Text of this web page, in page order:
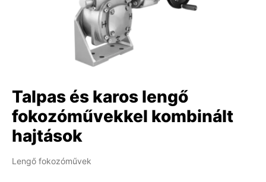
Talpas és karos lengő
fokozóművekkel kombinált
hajtások
Lengő fokozóművek